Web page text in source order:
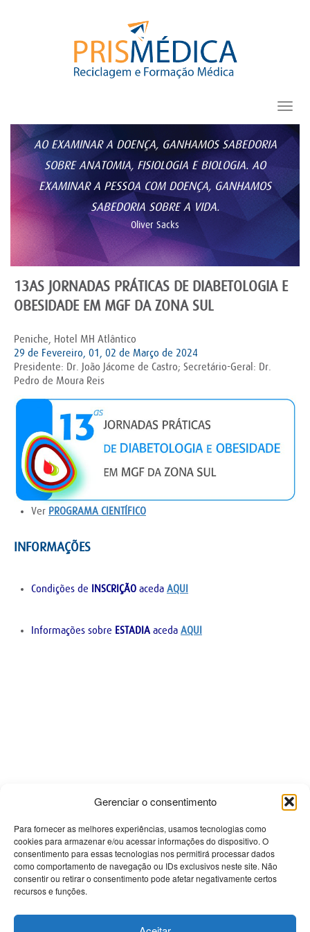
Gerenciar o consentimento
Para fornecer as melhores experiências, usamos tecnologias como
cookies para armazenar e/ou acessar informações do dispositivo. O
consentimento para essas tecnologias nos permitirá processar dados
como comportamento de navegação ou IDs exclusivos neste site. Não
consentir ou retirar o consentimento pode afetar negativamente certos
recursos e funções.
AO EXAMINAR A DOENÇA, GANHAMOS SABEDORIA
SOBRE ANATOMIA, FISIOLOGIA E BIOLOGIA. AO
EXAMINAR A PESSOA COM DOENÇA, GANHAMOS
SABEDORIA SOBRE A VIDA.
Oliver Sacks
13AS JORNADAS PRÁTICAS DE DIABETOLOGIA E
OBESIDADE EM MGF DA ZONA SUL
Peniche, Hotel MH Atlântico
29 de Fevereiro, 01, 02 de Março de 2024
Presidente: Dr. João Jácome de Castro; Secretário-Geral: Dr.
Pedro de Moura Reis
Ver PROGRAMA CIENTÍFICO
INFORMAÇÕES
Condições de INSCRIÇÃO aceda AQUI
Informações sobre ESTADIA aceda AQUI
PRISMÉDICA - Reciclagem e Informação Médica Lda
Avenida Miguel Bombarda 61-R/C Esq
1050-161 Lisboa
Tlm 918 494 468